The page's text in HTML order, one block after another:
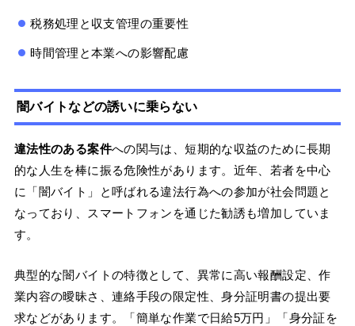
税務処理と収支管理の重要性
時間管理と本業への影響配慮
闇バイトなどの誘いに乗らない
違法性のある案件への関与は、短期的な収益のために長期
的な人生を棒に振る危険性があります。近年、若者を中心
に「闇バイト」と呼ばれる違法行為への参加が社会問題と
なっており、スマートフォンを通じた勧誘も増加していま
す。
典型的な闇バイトの特徴として、異常に高い報酬設定、作
業内容の曖昧さ、連絡手段の限定性、身分証明書の提出要
求などがあります。「簡単な作業で日給5万円」「身分証を